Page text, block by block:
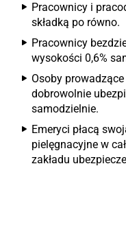
Pracownicy i
składką po równo.
Pracownicy
wysokości 0,6%
Osoby
dobrowolnie
samodzielnie.
Emeryci płacą
pielęgnacyjne w
zakładu